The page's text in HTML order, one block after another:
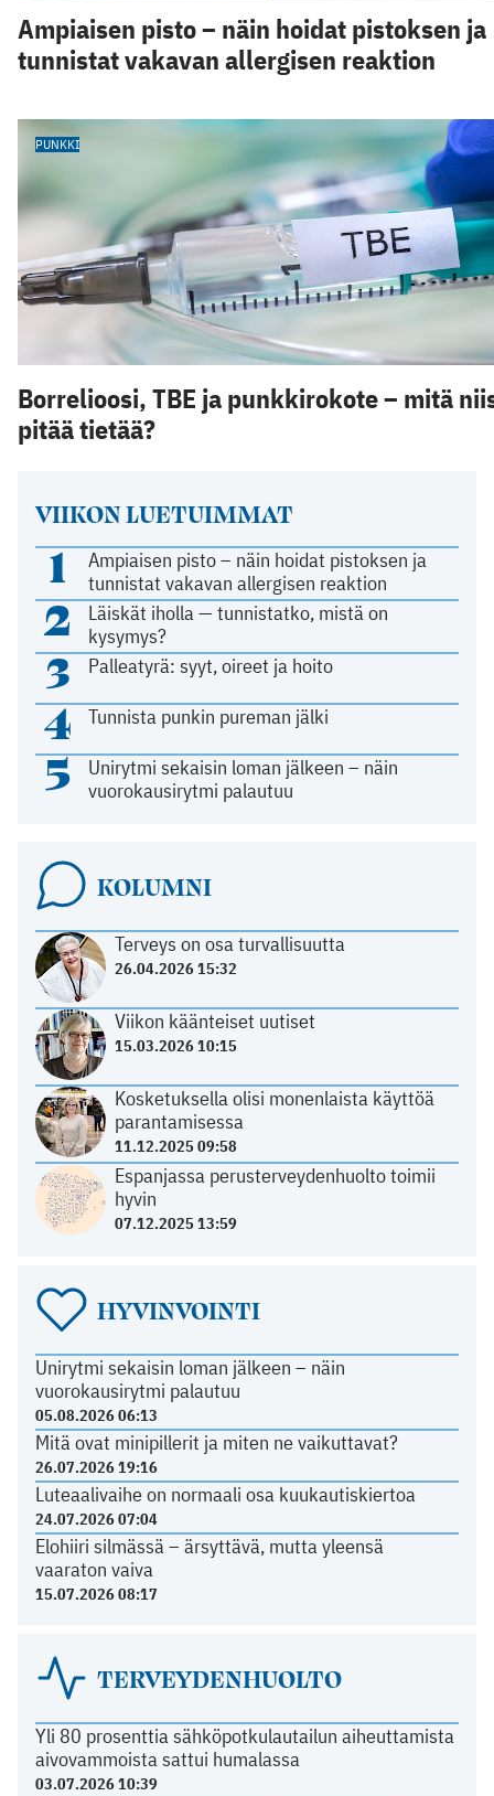
VIIKON LUETUIMMAT
1
Ampiaisen pisto – näin hoidat pistoksen ja
tunnistat vakavan allergisen reaktion
2
Läiskät iholla — tunnistatko, mistä on
kysymys?
3 Palleatyrä: syyt, oireet ja hoito
4 Tunnista punkin pureman jälki
5
Unirytmi sekaisin loman jälkeen – näin
vuorokausirytmi palautuu
KOLUMNI
Terveys on osa turvallisuutta
26.04.2026 15:32
Viikon käänteiset uutiset
15.03.2026 10:15
Kosketuksella olisi monenlaista käyttöä
parantamisessa
11.12.2025 09:58
Espanjassa perusterveydenhuolto toimii
hyvin
07.12.2025 13:59
HYVINVOINTI
Unirytmi sekaisin loman jälkeen – näin
vuorokausirytmi palautuu
05.08.2026 06:13
Mitä ovat minipillerit ja miten ne vaikuttavat?
26.07.2026 19:16
Luteaalivaihe on normaali osa kuukautiskiertoa
24.07.2026 07:04
Elohiiri silmässä – ärsyttävä, mutta yleensä
vaaraton vaiva
15.07.2026 08:17
TERVEYDENHUOLTO
Yli 80 prosenttia sähköpotkulautailun aiheuttamista
aivovammoista sattui humalassa
03.07.2026 10:39
Ampiaisen pisto – näin hoidat pistoksen ja
tunnistat vakavan allergisen reaktion
PUNKKI
Borrelioosi, TBE ja punkkirokote – mitä
pitää tietää?